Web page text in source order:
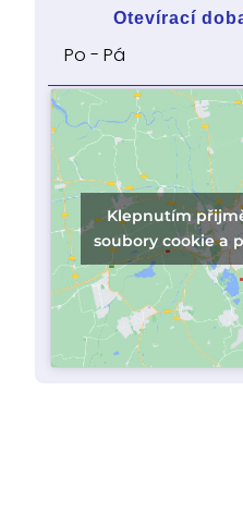
Otevírací
Po - Pá
Klepnutím
soubory cookie a